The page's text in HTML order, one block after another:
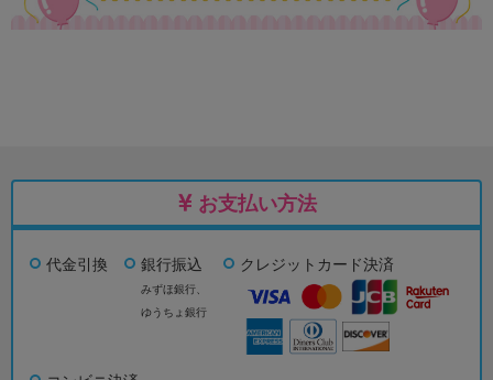
お支払い方法
代金引換 銀行振込
みずほ銀行、
ゆうちょ銀行
クレジットカード決済